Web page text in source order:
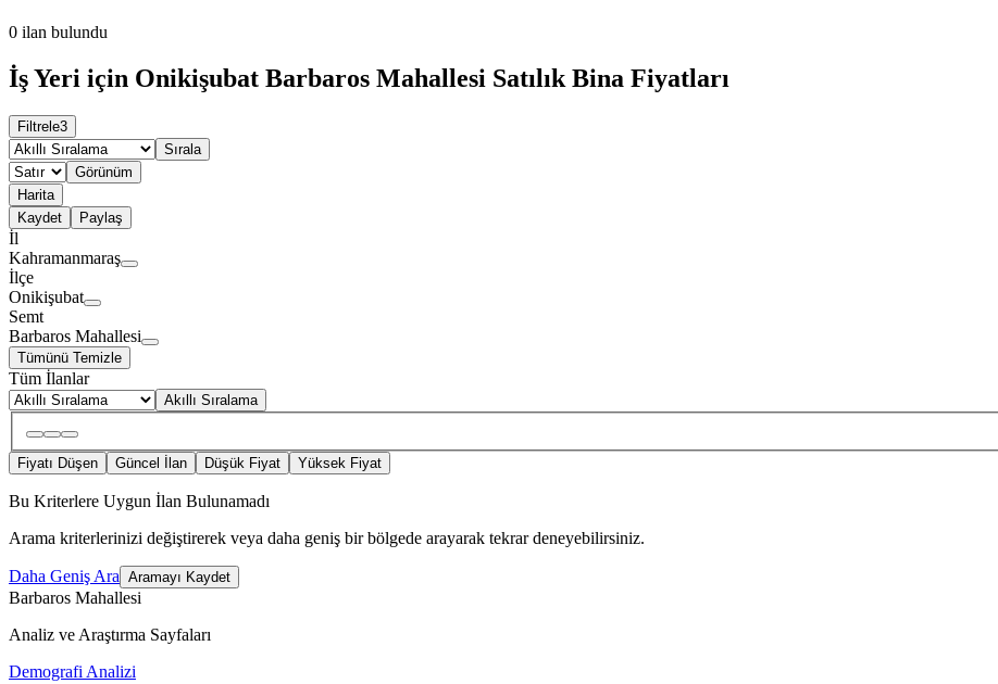
0 ilan bulundu
İş Yeri için Onikişubat Barbaros Mahallesi Satılık Bina Fiyatları
Filtrele3
Sırala
Görünüm
Harita
Kaydet
Paylaş
İl
Kahramanmaraş
İlçe
Onikişubat
Semt
Barbaros Mahallesi
Tümünü Temizle
Tüm İlanlar
Akıllı Sıralama
Fiyatı Düşen Güncel İlan Düşük Fiyat Yüksek Fiyat
Bu Kriterlere Uygun İlan Bulunamadı
Arama kriterlerinizi değiştirerek veya daha geniş bir bölgede arayarak tekrar deneyebilirsiniz.
Daha Geniş Ara Aramayı Kaydet
Barbaros Mahallesi
Analiz ve Araştırma Sayfaları
Demografi Analizi